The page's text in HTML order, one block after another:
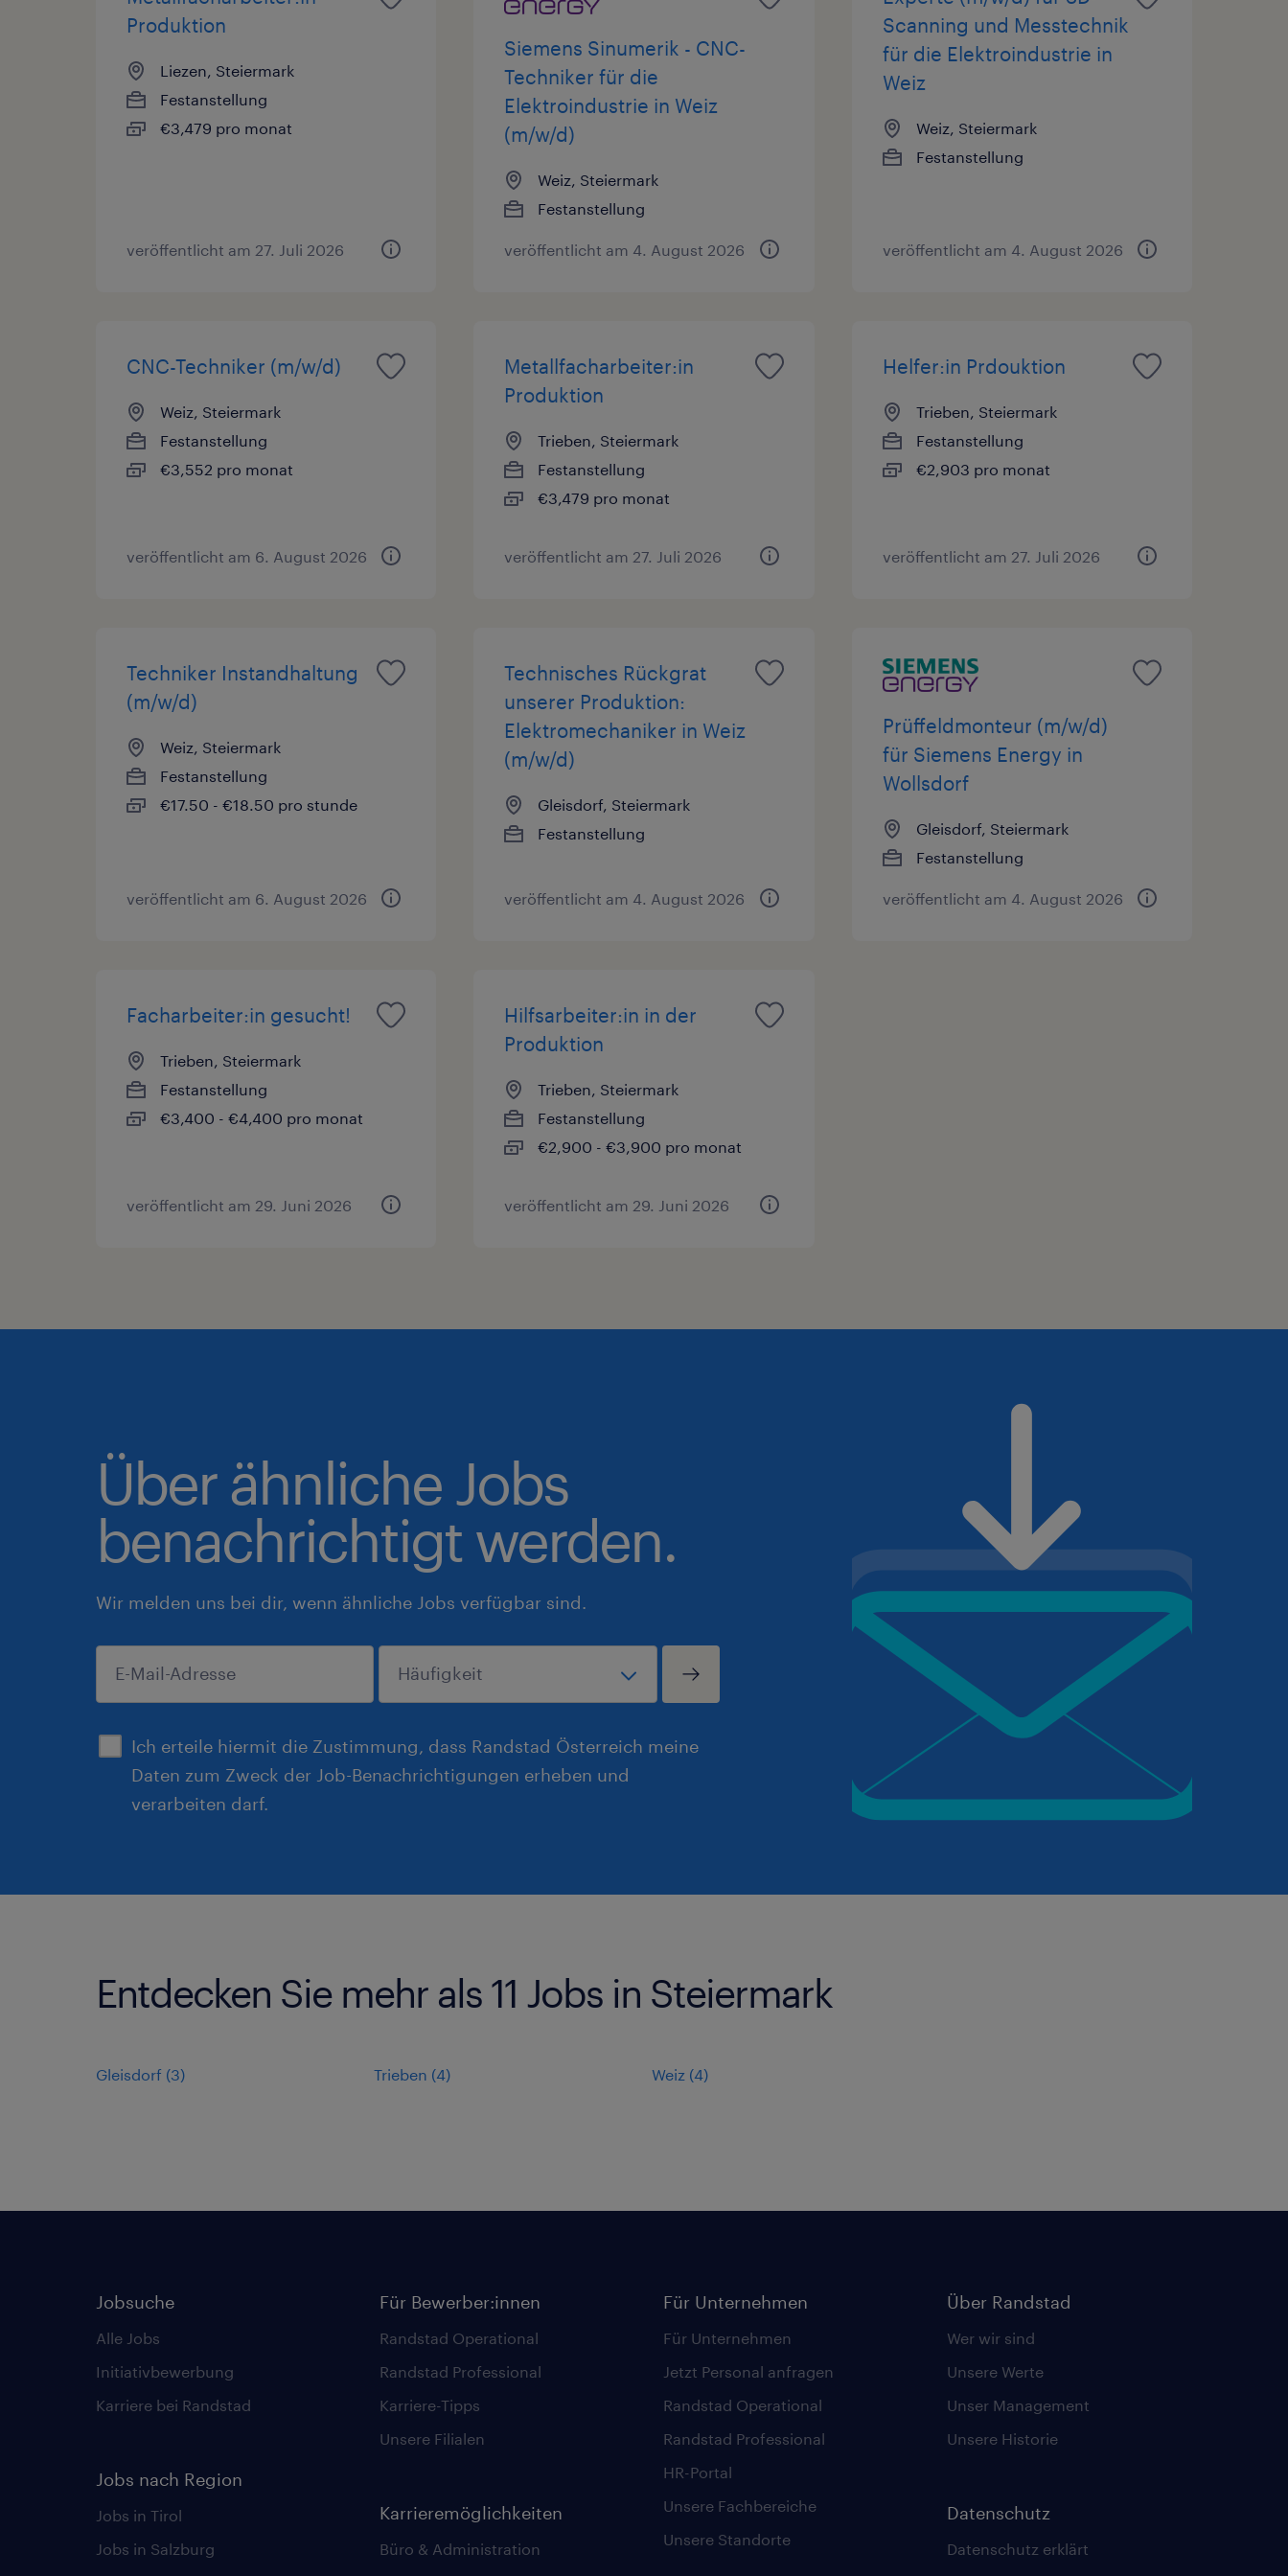
Produktion
Liezen, Steiermark
Festanstellung
€3,479 pro monat
veröffentlicht am 27. Juli 2026
Siemens Sinumerik - CNC-
Techniker für die
Elektroindustrie in Weiz
(m/w/d)
Weiz, Steiermark
Festanstellung
veröffentlicht am 4. August 2026
Scanning und Messtechnik
für die Elektroindustrie in
Weiz
Weiz, Steiermark
Festanstellung
veröffentlicht am 4. August 2026
CNC-Techniker (m/w/d)
Weiz, Steiermark
Festanstellung
€3,552 pro monat
veröffentlicht am 6. August 2026
Metallfacharbeiter:in
Produktion
Trieben, Steiermark
Festanstellung
€3,479 pro monat
veröffentlicht am 27. Juli 2026
Helfer:in Prdouktion
Trieben, Steiermark
Festanstellung
€2,903 pro monat
veröffentlicht am 27. Juli 2026
Techniker Instandhaltung
(m/w/d)
Weiz, Steiermark
Festanstellung
€17.50 - €18.50 pro stunde
veröffentlicht am 6. August 2026
Technisches Rückgrat
unserer Produktion:
Elektromechaniker in Weiz
(m/w/d)
Gleisdorf, Steiermark
Festanstellung
veröffentlicht am 4. August 2026
Prüffeldmonteur (m/w/d)
für Siemens Energy in
Wollsdorf
Gleisdorf, Steiermark
Festanstellung
veröffentlicht am 4. August 2026
Facharbeiter:in gesucht!
Trieben, Steiermark
Festanstellung
€3,400 - €4,400 pro monat
veröffentlicht am 29. Juni 2026
Hilfsarbeiter:in in der
Produktion
Trieben, Steiermark
Festanstellung
€2,900 - €3,900 pro monat
veröffentlicht am 29. Juni 2026
Über ähnliche Jobs
benachrichtigt werden.
Wir melden uns bei dir, wenn ähnliche Jobs verfügbar sind.
Ich erteile hiermit die Zustimmung, dass Randstad Österreich meine
Daten zum Zweck der Job-Benachrichtigungen erheben und
verarbeiten darf.
einreichen
Entdecken Sie mehr als 11 Jobs in Steiermark
Gleisdorf (3) Trieben (4) Weiz (4)
Jobsuche
Alle Jobs
Initiativbewerbung
Karriere bei Randstad
Jobs nach Region
Jobs in Tirol
Jobs in Salzburg
Für Bewerber:innen
Randstad Operational
Randstad Professional
Karriere-Tipps
Unsere Filialen
Karrieremöglichkeiten
Büro & Administration
Für Unternehmen
Für Unternehmen
Jetzt Personal anfragen
Randstad Operational
Randstad Professional
HR-Portal
Unsere Fachbereiche
Unsere Standorte
Über Randstad
Wer wir sind
Unsere Werte
Unser Management
Unsere Historie
Datenschutz
Datenschutz erklärt